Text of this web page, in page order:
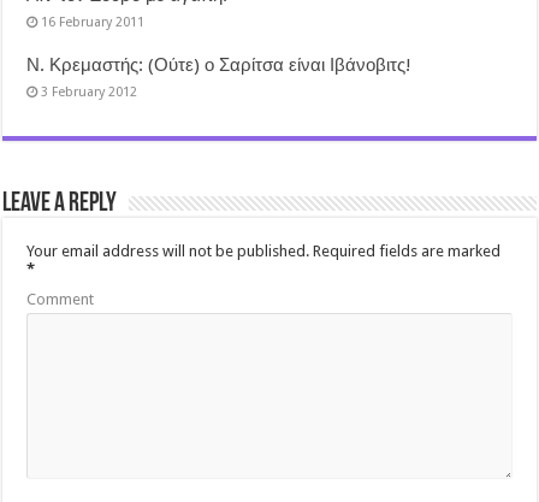
16 February 2011
Ν. Κρεμαστής: (Ούτε) ο Σαρίτσα είναι Ιβάνοβιτς!
3 February 2012
Leave a Reply
Your email address will not be published. Required fields are marked
*
Comment